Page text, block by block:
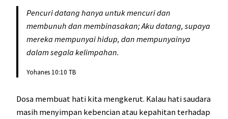
Pencuri datang hanya untuk mencuri dan
membunuh dan membinasakan; Aku datang, supaya
mereka mempunyai hidup, dan mempunyainya
dalam segala kelimpahan.
Yohanes 10:10 TB
Dosa membuat hati kita mengkerut. Kalau hati saudara
masih menyimpan kebencian atau kepahitan terhadap